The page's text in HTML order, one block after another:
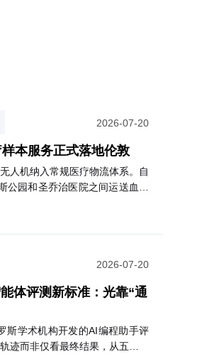
2026-07-20
本服务正式落地伦敦
人机纳入常规医疗物流体系。自
园和圣乔治医院之间运送血液
院，最终惠及约180万名患者。
2026-07-20
体评测新标准：光靠“通
斯学术机构开发的AI编程助手评
迹而非仅看最终结果，从五个维